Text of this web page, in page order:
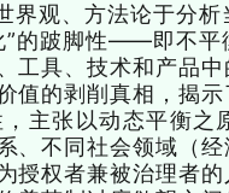
界观、方法论于分
”的跛脚性——即不平
工具、技术和产品
值的剥削真相，揭
主张以动态平衡之
、不同社会领域（
授权者兼被治理者